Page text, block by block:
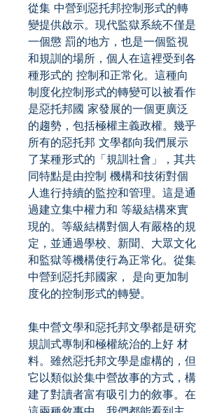
從集 中營到惡托邦控制形式的轉
變提供啟示。現代監獄系統不僅是
一個懲 罰的地方，也是一個監視
和規訓的場所，個人在這裡受到各
種形式的 控制和正常化。這種向
制度化控制形式的轉變可以被看作
是惡托邦國 家發展的一個更廣泛
的趨勢，包括極權主義政權。幾乎
所有的惡托邦 文學都向我們展示
了某種形式的「規訓社會」，其共
同特點是由控制 機構和技術對個
人進行持續的監控和管理。這是通
過建立集中權力和 等級結構來實
現的。等級結構對個人有嚴格的規
定，並通過學校、新聞、大眾文化
和監獄等機構使行為正常化。從集
中營到惡托邦國家， 是向更加制
度化的控制形式的轉變。
集中營文學和惡托邦文學都是研究
規訓式專制和極權統治的上好 材
料。雖然惡托邦文學是虛構的，但
它以類似於集中營故事的方式，構
建了對讀者富有吸引力的敘事。在